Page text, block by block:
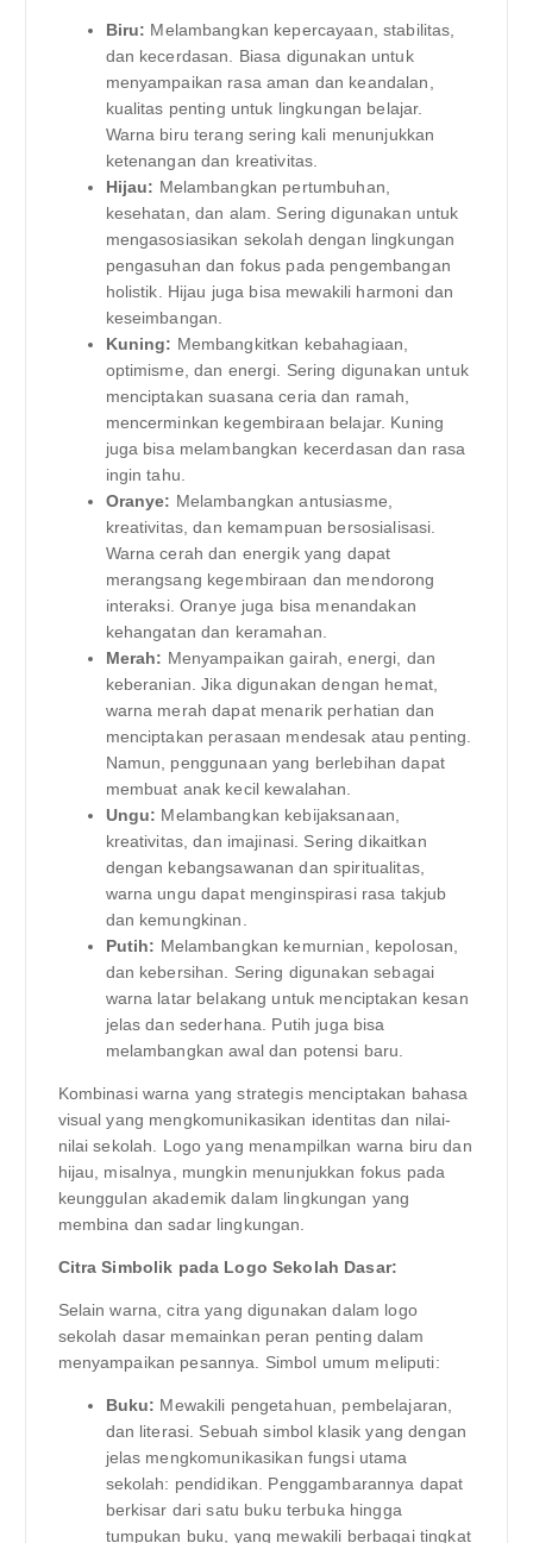
Biru: Melambangkan kepercayaan, stabilitas,
dan kecerdasan. Biasa digunakan untuk
menyampaikan rasa aman dan keandalan,
kualitas penting untuk lingkungan belajar.
Warna biru terang sering kali menunjukkan
ketenangan dan kreativitas.
Hijau: Melambangkan pertumbuhan,
kesehatan, dan alam. Sering digunakan untuk
mengasosiasikan sekolah dengan lingkungan
pengasuhan dan fokus pada pengembangan
holistik. Hijau juga bisa mewakili harmoni dan
keseimbangan.
Kuning: Membangkitkan kebahagiaan,
optimisme, dan energi. Sering digunakan untuk
menciptakan suasana ceria dan ramah,
mencerminkan kegembiraan belajar. Kuning
juga bisa melambangkan kecerdasan dan rasa
ingin tahu.
Oranye: Melambangkan antusiasme,
kreativitas, dan kemampuan bersosialisasi.
Warna cerah dan energik yang dapat
merangsang kegembiraan dan mendorong
interaksi. Oranye juga bisa menandakan
kehangatan dan keramahan.
Merah: Menyampaikan gairah, energi, dan
keberanian. Jika digunakan dengan hemat,
warna merah dapat menarik perhatian dan
menciptakan perasaan mendesak atau penting.
Namun, penggunaan yang berlebihan dapat
membuat anak kecil kewalahan.
Ungu: Melambangkan kebijaksanaan,
kreativitas, dan imajinasi. Sering dikaitkan
dengan kebangsawanan dan spiritualitas,
warna ungu dapat menginspirasi rasa takjub
dan kemungkinan.
Putih: Melambangkan kemurnian, kepolosan,
dan kebersihan. Sering digunakan sebagai
warna latar belakang untuk menciptakan kesan
jelas dan sederhana. Putih juga bisa
melambangkan awal dan potensi baru.
Kombinasi warna yang strategis menciptakan bahasa
visual yang mengkomunikasikan identitas dan nilai-
nilai sekolah. Logo yang menampilkan warna biru dan
hijau, misalnya, mungkin menunjukkan fokus pada
keunggulan akademik dalam lingkungan yang
membina dan sadar lingkungan.
Citra Simbolik pada Logo Sekolah Dasar:
Selain warna, citra yang digunakan dalam logo
sekolah dasar memainkan peran penting dalam
menyampaikan pesannya. Simbol umum meliputi:
Buku: Mewakili pengetahuan, pembelajaran,
dan literasi. Sebuah simbol klasik yang dengan
jelas mengkomunikasikan fungsi utama
sekolah: pendidikan. Penggambarannya dapat
berkisar dari satu buku terbuka hingga
tumpukan buku, yang mewakili berbagai tingkat